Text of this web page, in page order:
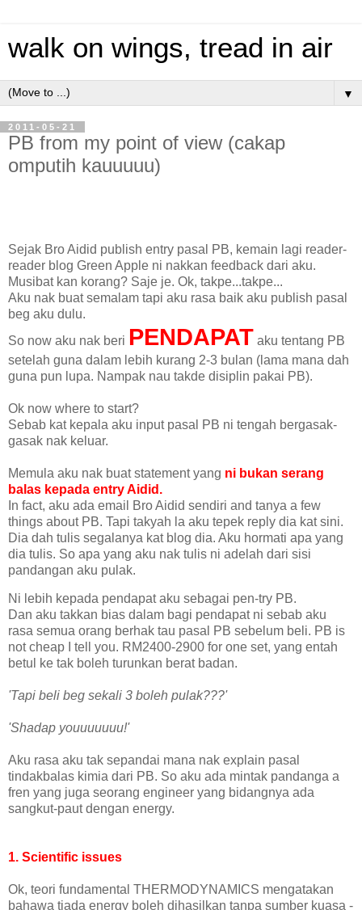
walk on wings, tread in air
▼
2011-05-21
PB from my point of view (cakap
omputih kauuuuu)
Sejak Bro Aidid publish entry pasal PB, kemain lagi reader-
reader blog Green Apple ni nakkan feedback dari aku.
Musibat kan korang? Saje je. Ok, takpe...takpe...
Aku nak buat semalam tapi aku rasa baik aku publish pasal
beg aku dulu.
So now aku nak beri PENDAPAT aku tentang PB
setelah guna dalam lebih kurang 2-3 bulan (lama mana dah
guna pun lupa. Nampak nau takde disiplin pakai PB).
Ok now where to start?
Sebab kat kepala aku input pasal PB ni tengah bergasak-
gasak nak keluar.
Memula aku nak buat statement yang ni bukan serang
balas kepada entry Aidid.
In fact, aku ada email Bro Aidid sendiri and tanya a few
things about PB. Tapi takyah la aku tepek reply dia kat sini.
Dia dah tulis segalanya kat blog dia. Aku hormati apa yang
dia tulis. So apa yang aku nak tulis ni adelah dari sisi
pandangan aku pulak.
Ni lebih kepada pendapat aku sebagai pen-try PB.
Dan aku takkan bias dalam bagi pendapat ni sebab aku
rasa semua orang berhak tau pasal PB sebelum beli. PB is
not cheap I tell you. RM2400-2900 for one set, yang entah
betul ke tak boleh turunkan berat badan.
'Tapi beli beg sekali 3 boleh pulak???'
'Shadap youuuuuuu!'
Aku rasa aku tak sepandai mana nak explain pasal
tindakbalas kimia dari PB. So aku ada mintak pandanga a
fren yang juga seorang engineer yang bidangnya ada
sangkut-paut dengan energy.
1. Scientific issues
Ok, teori fundamental THERMODYNAMICS mengatakan
bahawa tiada energy boleh dihasilkan tanpa sumber kuasa -